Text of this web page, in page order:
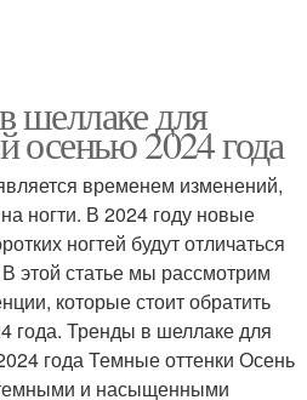
шеллаке для
осенью 2024 года
временем изменений,
ногти. В 2024 году новые
ногтей будут отличаться
этой статье мы рассмотрим
которые стоит обратить
года. Тренды в шеллаке для
года Темные оттенки Осень
темными и насыщенными